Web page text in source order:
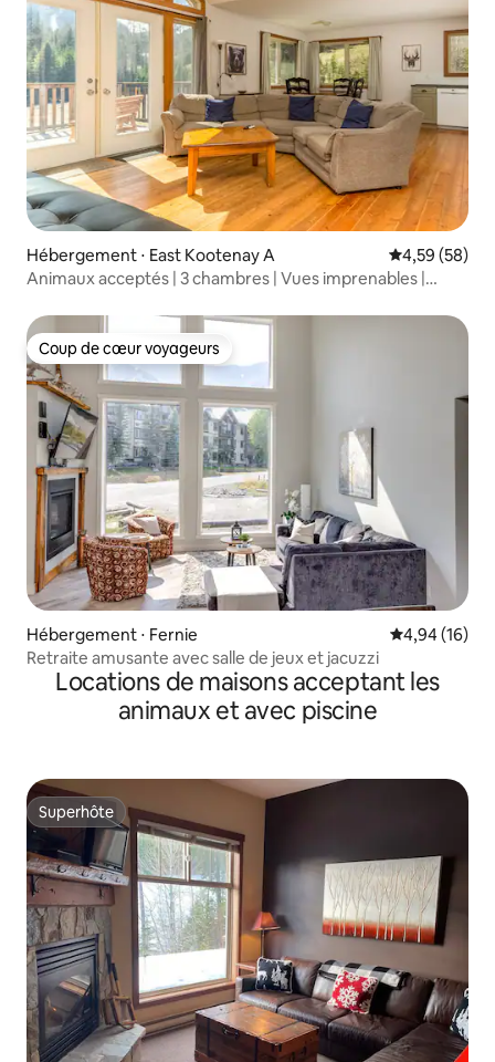
Hébergement ⋅ East Kootenay A Évaluation
4,59 (58)
Animaux acceptés | 3 chambres | Vues imprenables |
Coup de cœur voyageurs
Coup de cœur voyageurs
Hébergement ⋅ Fernie Évaluation
4,94 (16)
Retraite amusante avec salle de jeux et jacuzzi
Locations de maisons acceptant les
animaux et avec piscine
Superhôte
Superhôte